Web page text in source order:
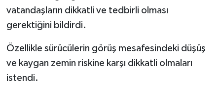
vatandaşların dikkatli ve tedbirli olması
gerektiğini bildirdi.
Özellikle sürücülerin görüş mesafesindeki düşüş
ve kaygan zemin riskine karşı dikkatli olmaları
istendi.